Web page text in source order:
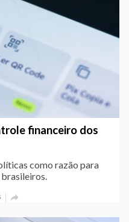
financeiro dos
como razão para
